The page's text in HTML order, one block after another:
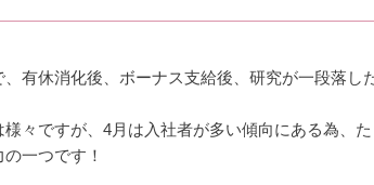
有休消化後、ボーナス支給後、研究が一段落し
々ですが、 4月は入社者が多い傾向にある為、
一つです！